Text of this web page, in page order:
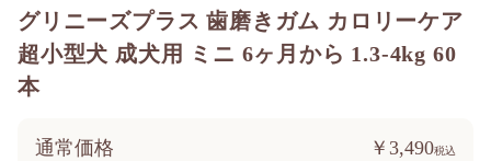
グリニーズプラス 歯磨きガム カロリーケア
超小型犬 成犬用 ミニ 6ヶ月から 1.3-4kg 60
本
通常価格 ￥3,490